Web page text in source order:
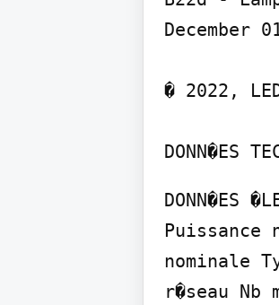
December
� 2022,
DONN�ES
DONN�ES
Puissance
nominale
r�seau Nb